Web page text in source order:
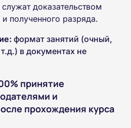
доказательством
полученного разряда.
формат занятий (очный,
в документах не
принятие
и
прохождения курса